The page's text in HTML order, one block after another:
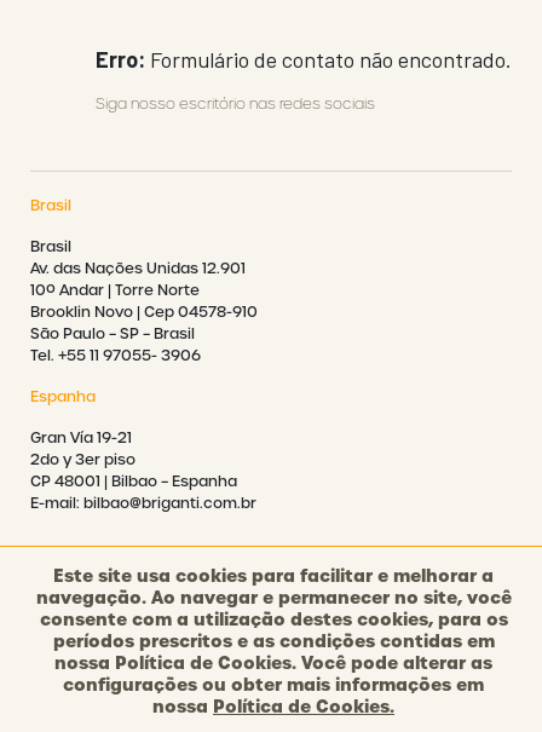
Erro: Formulário de contato não encontrado.
Siga nosso escritório nas redes sociais
Brasil
Brasil
Av. das Nações Unidas 12.901
10º Andar | Torre Norte
Brooklin Novo | Cep 04578-910
São Paulo – SP – Brasil
Tel. +55 11 97055- 3906
Espanha
Gran Vía 19-21
2do y 3er piso
CP 48001 | Bilbao – Espanha
E-mail: bilbao@briganti.com.br
©2021 BRIGANTI. TODOS OS DIREITOS RESERVADOS.
POLÍTICA DE PRIVACIDADE
Este site usa cookies para facilitar e melhorar a
navegação. Ao navegar e permanecer no site, você
consente com a utilização destes cookies, para os
períodos prescritos e as condições contidas em
nossa Política de Cookies. Você pode alterar as
configurações ou obter mais informações em
nossa Política de Cookies.